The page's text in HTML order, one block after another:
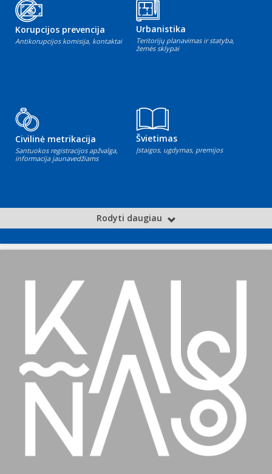
Korupcijos prevencija
Antikorupcijos komisija, kontaktai
Urbanistika
Teritorijų planavimas ir statyba,
žemės sklypai
Civilinė metrikacija
Santuokos registracijos apžvalga,
informacija jaunavedžiams
Švietimas
Įstaigos, ugdymas, premijos
Rodyti daugiau